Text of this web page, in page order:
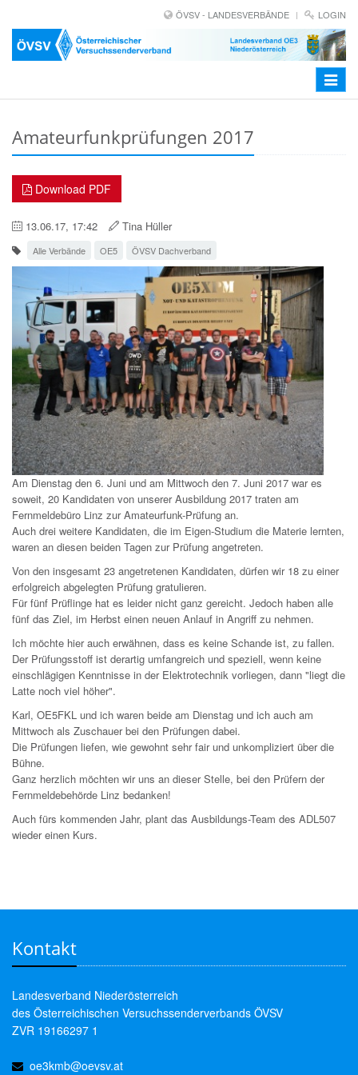
ÖVSV - LANDESVERBÄNDE LOGIN
Toggle
Amateurfunkprüfungen 2017
Download PDF
13.06.17, 17:42 Tina Hüller
Alle Verbände OE5 ÖVSV Dachverband
Am Dienstag den 6. Juni und am Mittwoch den 7. Juni 2017 war es
soweit, 20 Kandidaten von unserer Ausbildung 2017 traten am
Fernmeldebüro Linz zur Amateurfunk-Prüfung an.
Auch drei weitere Kandidaten, die im Eigen-Studium die Materie lernten,
waren an diesen beiden Tagen zur Prüfung angetreten.
Von den insgesamt 23 angetretenen Kandidaten, dürfen wir 18 zu einer
erfolgreich abgelegten Prüfung gratulieren.
Für fünf Prüflinge hat es leider nicht ganz gereicht. Jedoch haben alle
fünf das Ziel, im Herbst einen neuen Anlauf in Angriff zu nehmen.
Ich möchte hier auch erwähnen, dass es keine Schande ist, zu fallen.
Der Prüfungsstoff ist derartig umfangreich und speziell, wenn keine
einschlägigen Kenntnisse in der Elektrotechnik vorliegen, dann "liegt die
Latte noch viel höher".
Karl, OE5FKL und ich waren beide am Dienstag und ich auch am
Mittwoch als Zuschauer bei den Prüfungen dabei.
Die Prüfungen liefen, wie gewohnt sehr fair und unkompliziert über die
Bühne.
Ganz herzlich möchten wir uns an dieser Stelle, bei den Prüfern der
Fernmeldebehörde Linz bedanken!
Auch fürs kommenden Jahr, plant das Ausbildungs-Team des ADL507
wieder einen Kurs.
Kontakt
Landesverband Niederösterreich
des Österreichischen Versuchssenderverbands ÖVSV
ZVR 19166297 1
oe3kmb@oevsv.at